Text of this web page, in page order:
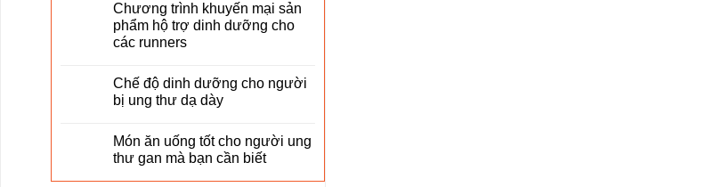
Chương trình khuyến mại sản
phẩm hộ trợ dinh dưỡng cho
các runners
Chế độ dinh dưỡng cho người
bị ung thư dạ dày
Món ăn uống tốt cho người ung
thư gan mà bạn cần biết